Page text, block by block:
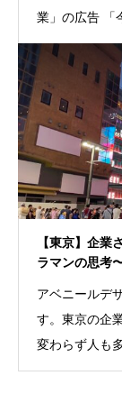
業
【東京】企業
ラマンの思考
アベニールデ
す。東京の企
変わらず人も
見して色々